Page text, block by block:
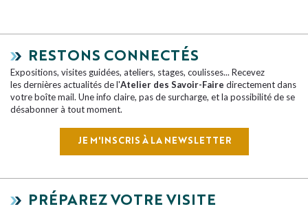
RESTONS CONNECTÉS
Expositions, visites guidées, ateliers, stages, coulisses... Recevez
les dernières actualités de l'Atelier des Savoir-Faire directement dans
votre boîte mail. Une info claire, pas de surcharge, et la possibilité de se
désabonner à tout moment.
JE M'INSCRIS À LA NEWSLETTER
PRÉPAREZ VOTRE VISITE